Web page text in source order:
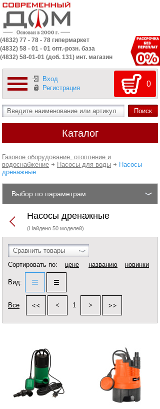
(4832) 77 - 78 - 78 гипермаркет
(4832) 58 - 01 - 01 опт.-розн. база
(4832) 58-01-01 (доб. 131) инт. магазин
Вход
Регистрация
0
Каталог
Газовое оборудование, отопление и
водоснабжение
Насосы для воды
Насосы
дренажные
Выбор по параметрам
Насосы дренажные
(Найдено 50 моделей)
Сравнить товары
Сортировать по:
цене названию новинки
Вид:
Все 1